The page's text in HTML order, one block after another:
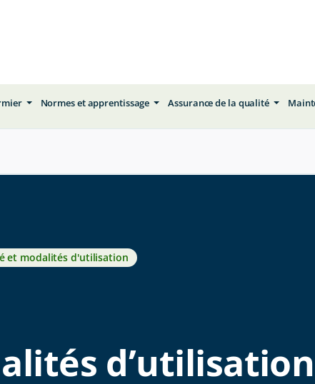
Normes et apprentissage Assurance de la qualité
et modalités d'utilisation